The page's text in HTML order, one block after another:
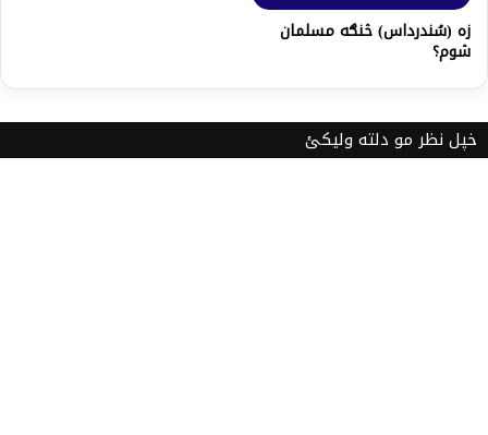
زه (سُندرداس) څنګه مسلمان
شوم؟
خپل نظر مو دلته ولیکئ